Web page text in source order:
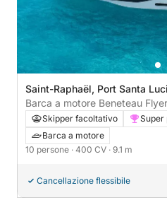
Saint-Raphaël, Port Santa
Barca a motore Beneteau
400CV
Skipper facoltativo
Super
Barca a motore
10 persone · 400 CV · 9.1 m
Cancellazione flessibile